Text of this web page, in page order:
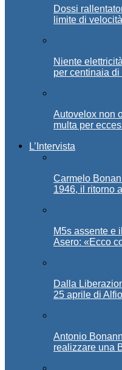
Dossi
limite di
Niente
per centinaia
Autovelox non
multa per
L’Intervista
Carmelo
1946, il ritorno
M5s assente e
Asero: «Ecco
Dalla
25 aprile di
Antonio
realizzare una